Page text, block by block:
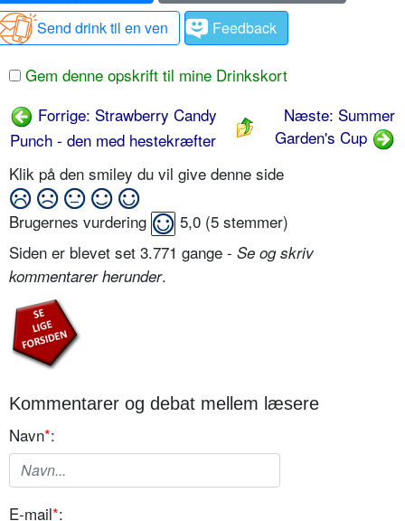
Send drink til en ven
Feedback
Gem denne opskrift til mine Drinkskort
Forrige: Strawberry Candy
Punch - den med hestekræfter
Næste: Summer
Garden's Cup
Klik på den smiley du vil give denne side
Brugernes vurdering 5,0 (5 stemmer)
Siden er blevet set 3.771 gange - Se og skriv
kommentarer herunder.
Kommentarer og debat mellem læsere
Navn*:
E-mail*: